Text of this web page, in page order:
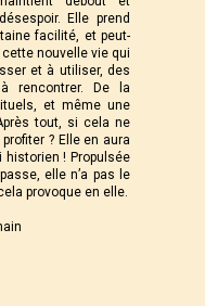
Elle prend
facilité, et peut-
nouvelle vie qui
et à utiliser, des
rencontrer. De la
et même une
tout, si cela ne
? Elle en aura
! Propulsée
elle n’a pas le
provoque en elle.